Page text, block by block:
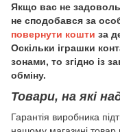
Якщо вас не
не сподобався за
повернути кошти за
Оскільки іграшки
зонами, то згідно із
обміну.
Товари, на які
Гарантія виробника